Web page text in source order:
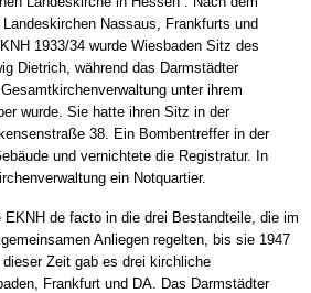
Nassaus, Frankfurts und
1933/34 wurde Wiesbaden Sitz des
Dietrich, während das Darmstädter
unter ihrem
wurde. Sie hatte ihren Sitz in der
38. Ein Bombentreffer in der
und vernichtete die Registratur. In
ein Notquartier.
EKNH de facto in die drei Bestandteile, die im
Anliegen regelten, bis sie 1947
Zeit gab es drei kirchliche
Frankfurt und DA. Das Darmstädter